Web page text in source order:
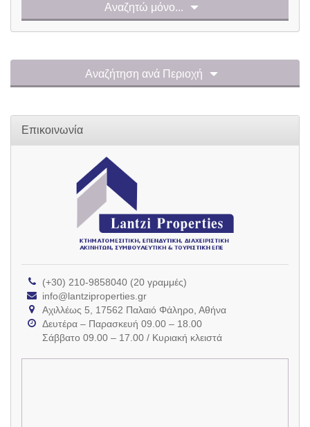
Αναζητώ μόνο...
Αναζήτηση ανά Περιοχή
Επικοινωνία
(+30) 210-9858040 (20 γραμμές)
info@lantziproperties.gr
Αχιλλέως 5, 17562 Παλαιό Φάληρο, Αθήνα
Δευτέρα – Παρασκευή 09.00 – 18.00
Σάββατο 09.00 – 17.00 / Κυριακή κλειστά